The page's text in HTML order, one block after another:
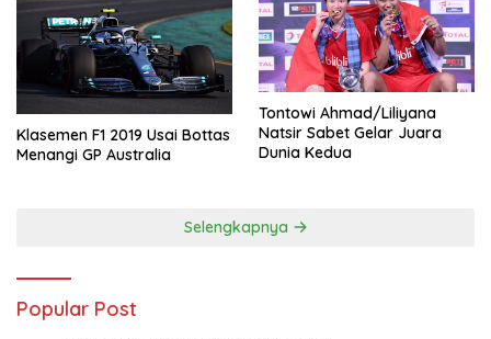
Klasemen F1 2019 Usai Bottas
Menangi GP Australia
Tontowi Ahmad/Liliyana
Natsir Sabet Gelar Juara
Dunia Kedua
Selengkapnya
Popular Post